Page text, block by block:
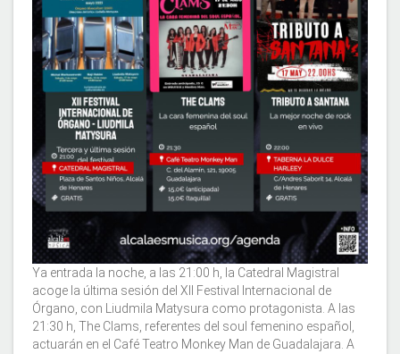
Ya entrada la noche, a las 21:00 h, la Catedral Magistral
acoge la última sesión del XII Festival Internacional de
Órgano, con Liudmila Matysura como protagonista. A las
21:30 h, The Clams, referentes del soul femenino español,
actuarán en el Café Teatro Monkey Man de Guadalajara. A